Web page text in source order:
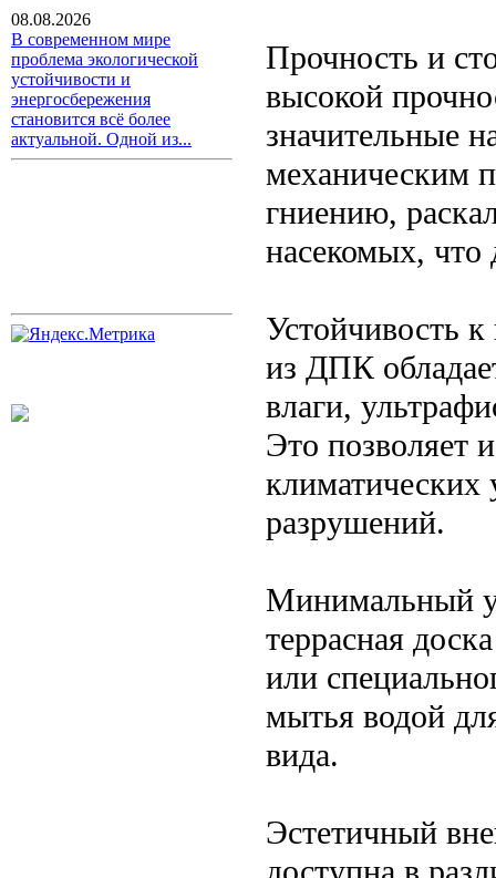
08.08.2026
В современном мире
проблема экологической
устойчивости и
энергосбережения
становится всё более
актуальной. Одной из...
Прочность и
высокой
значительные
механическим
гниению,
насекомых, что
Устойчивость
из ДПК
влаги,
Это позволяет
климатических
разрушений.
Минимальный
террасная
или
мытья водой
вида.
Эстетичный